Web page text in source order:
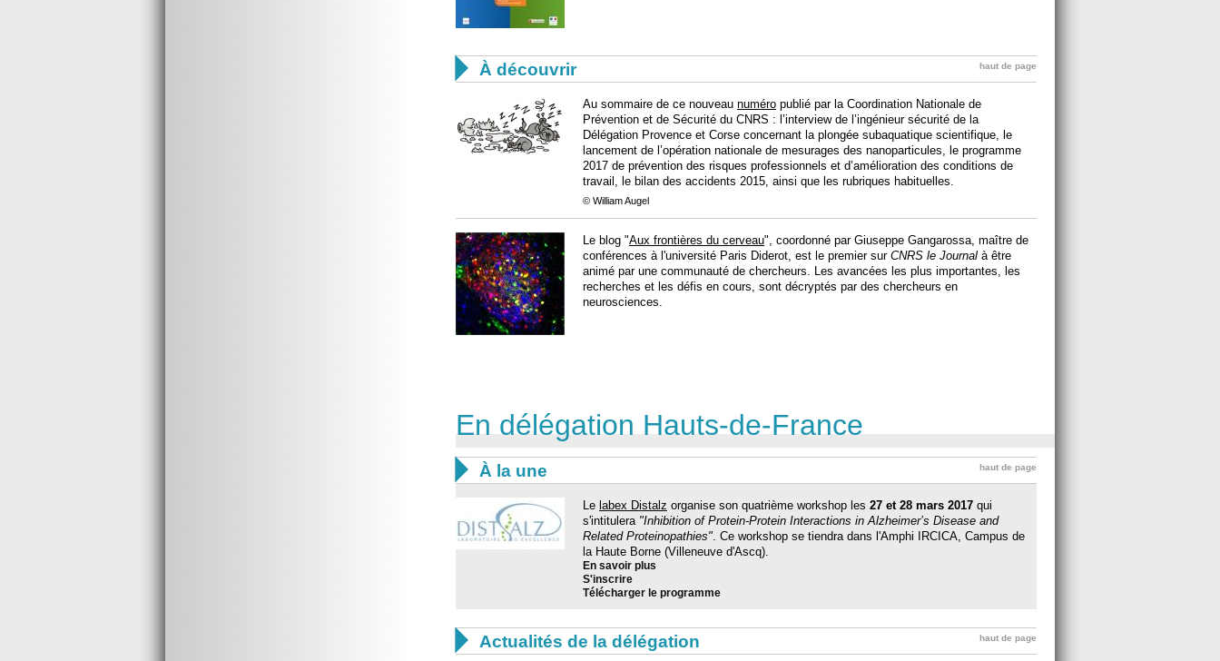
 À découvrir haut de page
Au sommaire de ce nouveau numéro publié par la Coordination Nationale de
Prévention et de Sécurité du CNRS : l’interview de l’ingénieur sécurité de la
Délégation Provence et Corse concernant la plongée subaquatique scientifique, le
lancement de l’opération nationale de mesurages des nanoparticules, le programme
2017 de prévention des risques professionnels et d’amélioration des conditions de
travail, le bilan des accidents 2015, ainsi que les rubriques habituelles.
© William Augel
Le blog "Aux frontières du cerveau", coordonné par Giuseppe Gangarossa, maître de
conférences à l'université Paris Diderot, est le premier sur CNRS le Journal à être
animé par une communauté de chercheurs. Les avancées les plus importantes, les
recherches et les défis en cours, sont décryptés par des chercheurs en
neurosciences.
En délégation Hauts-de-France
 À la une haut de page
Le labex Distalz organise son quatrième workshop les 27 et 28 mars 2017 qui
s'intitulera "Inhibition of Protein-Protein Interactions in Alzheimer’s Disease and
Related Proteinopathies" . Ce workshop se tiendra dans l'Amphi IRCICA, Campus de
la Haute Borne (Villeneuve d'Ascq).
En savoir plus
S'inscrire
Télécharger le programme
 Actualités de la délégation haut de page